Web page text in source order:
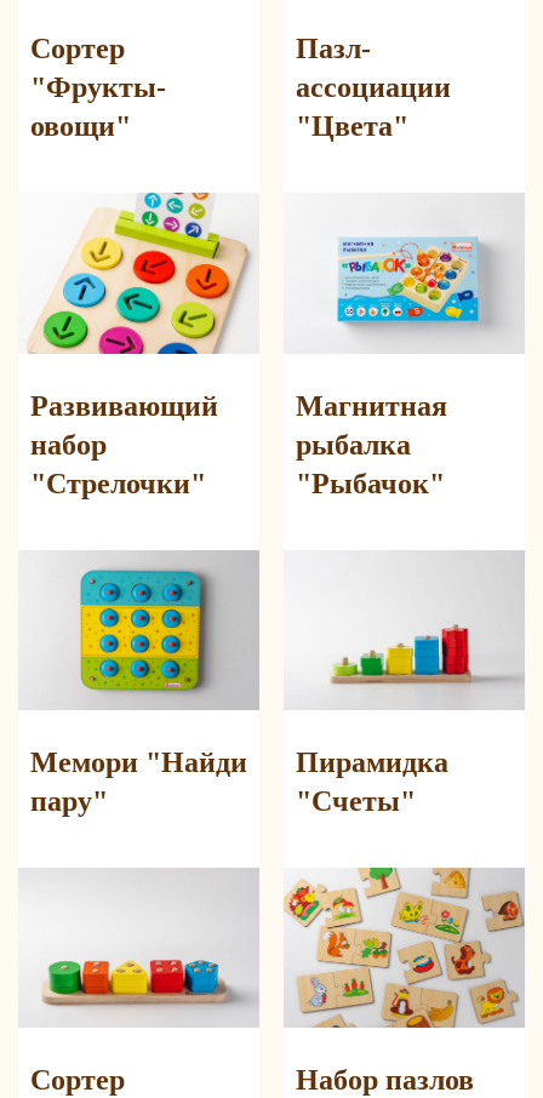
Сортер
"Фрукты-
овощи"
Пазл-
ассоциации
"Цвета"
Развивающий
набор
"Стрелочки"
Магнитная
рыбалка
"Рыбачок"
Мемори "Найди
пару"
Пирамидка
"Счеты"
Сортер
Набор пазлов